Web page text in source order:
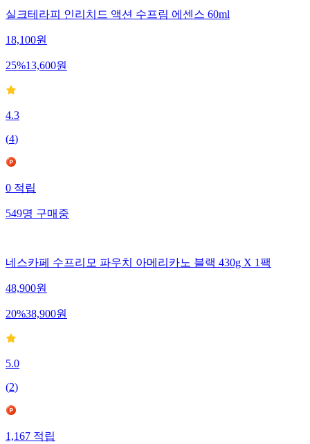
실크테라피 인리치드 액션 수프림 에센스 60ml
18,100원
25%13,600원
4.3
(4)
0 적립
549명 구매중
네스카페 수프리모 파우치 아메리카노 블랙 430g X 1팩
48,900원
20%38,900원
5.0
(2)
1,167 적립